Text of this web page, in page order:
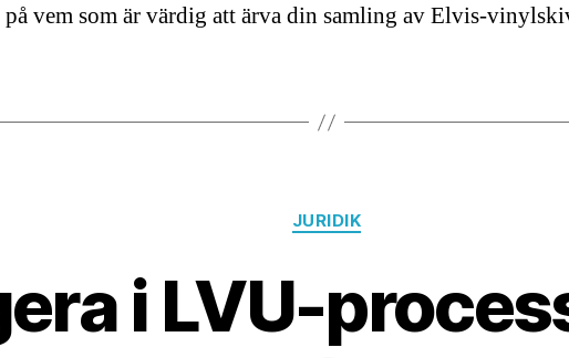
på vem som är värdig att ärva din samling av Elvis-
Kategorier
JURIDIK
i LVU-